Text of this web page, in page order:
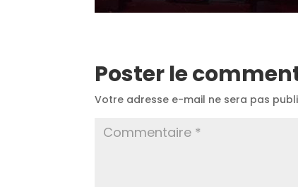
Poster le
Votre adresse e-mail ne sera pas